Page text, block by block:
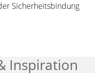
Sicherheitsbindung
Inspiration